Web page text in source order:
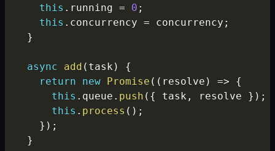
this . running = 0 ;
this . concurrency = concurrency ;
}
async add ( task )
{
return
new Promise ( ( resolve ) =>
{
this . queue . push ( { task , resolve } ) ;
this . process ( ) ;
} ) ;
}